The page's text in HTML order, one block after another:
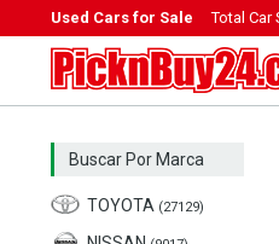
Used Cars for Sale Total Car
Buscar Por Marca
TOYOTA (27129)